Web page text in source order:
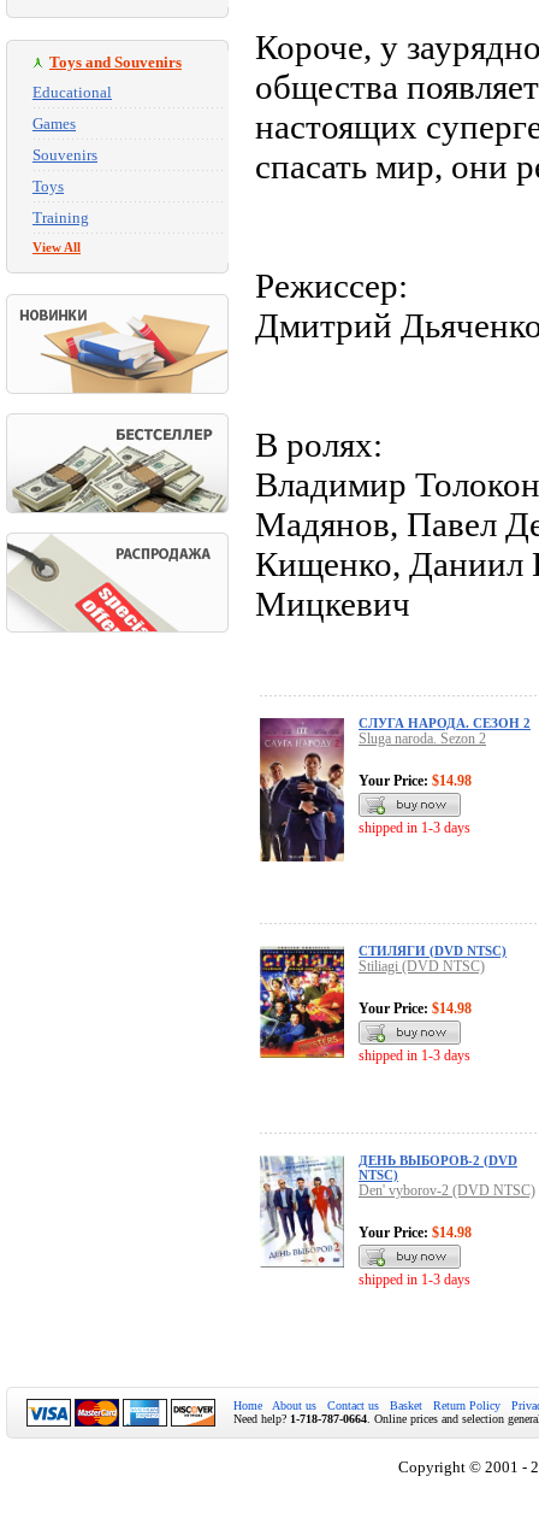
Toys and Souvenirs
Educational
Games
Souvenirs
Toys
Training
View All
Короче, у
общества
настоящих
спасать мир, они
Режиссер:
Дмитрий
В ролях:
Владимир
Мадянов, Павел
Кищенко, Даниил
Мицкевич
СЛУГА НАРОДА. СЕЗОН 2
Sluga naroda. Sezon 2
Your Price: $14.98
shipped in 1-3 days
СТИЛЯГИ (DVD NTSC)
Stiliagi (DVD NTSC)
Your Price: $14.98
shipped in 1-3 days
ДЕНЬ ВЫБОРОВ-2 (DVD
NTSC)
Den' vyborov-2 (DVD NTSC)
Your Price: $14.98
shipped in 1-3 days
Home About us Contact us Basket Return Policy
Need help? 1-718-787-0664 . Online prices and selection
Copyright © 2001 -